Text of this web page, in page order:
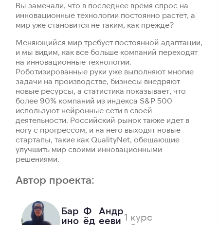
Вы замечали, что в последнее время спрос на
инновационные технологии постоянно растет, а
мир уже становится не таким, как прежде?
Меняющийся мир требует постоянной адаптации,
и мы видим, как все больше компаний переходят
на инновационные технологии.
Роботизированные руки уже выполняют многие
задачи на производстве, бизнесы внедряют
новые ресурсы, а статистика показывает, что
более 90% компаний из индекса S&P 500
используют нейронные сети в своей
деятельности. Российский рынок также идет в
ногу с прогрессом, и на него выходят новые
стартапы, такие как QualityNet, обещающие
улучшить мир своими инновационными
решениями.
Автор проекта:
Бар
ино
Ф
ёд
Андр
ееви 1 курс